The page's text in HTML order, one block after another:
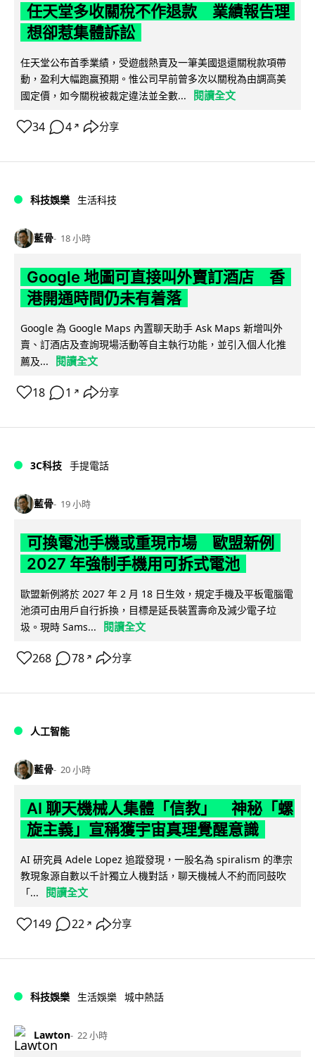
任天堂多收關稅不作退款 業績報告理
想卻惹集體訴訟
任天堂公布首季業績，受遊戲熱賣及一筆美國退還關稅款項帶
動，盈利大幅跑贏預期。惟公司早前曾多次以關稅為由調高美
國定價，如今關稅被裁定違法並全數...
閱讀全文
34 4 ↗ 分享
科技娛樂 生活科技
藍骨 18 小時
Google 地圖可直接叫外賣訂酒店 香
港開通時間仍未有着落
Google 為 Google Maps 內置聊天助手 Ask Maps 新增叫外
賣、訂酒店及查詢現場活動等自主執行功能，並引入個人化推
薦及...
閱讀全文
18 1 ↗ 分享
3C科技 手提電話
藍骨 19 小時
可換電池手機或重現市場 歐盟新例
2027 年強制手機用可拆式電池
歐盟新例將於 2027 年 2 月 18 日生效，規定手機及平板電腦電
池須可由用戶自行拆換，目標是延長裝置壽命及減少電子垃
圾。現時 Sams...
閱讀全文
268 78 ↗ 分享
人工智能
藍骨 20 小時
AI 聊天機械人集體「信教」 神秘「螺
旋主義」宣稱獲宇宙真理覺醒意識
AI 研究員 Adele Lopez 追蹤發現，一股名為 spiralism 的準宗
教現象源自數以千計獨立人機對話，聊天機械人不約而同鼓吹
「...
閱讀全文
149 22 ↗ 分享
科技娛樂 生活娛樂 城中熱話
Lawton 22 小時